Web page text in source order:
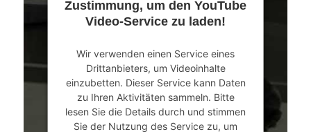
powered byUsercentrics Consent
Management Platform&eRecht24
Zustimmung, um den YouTube
Video-Service zu laden!
Wir verwenden einen Service eines
Drittanbieters, um Videoinhalte
einzubetten. Dieser Service kann Daten
zu Ihren Aktivitäten sammeln. Bitte
lesen Sie die Details durch und stimmen
Sie der Nutzung des Service zu, um